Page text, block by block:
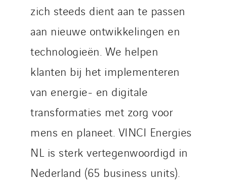
zich steeds dient aan te passen
aan nieuwe ontwikkelingen en
technologieën. We helpen
klanten bij het implementeren
van energie- en digitale
transformaties met zorg voor
mens en planeet. VINCI Energies
NL is sterk vertegenwoordigd in
Nederland (65 business units).